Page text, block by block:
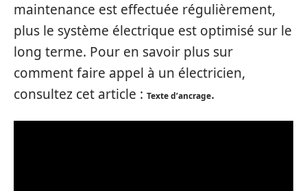
maintenance est effectuée régulièrement,
plus le système électrique est optimisé sur le
long terme. Pour en savoir plus sur
comment faire appel à un électricien,
consultez cet article : Texte d’ancrage.